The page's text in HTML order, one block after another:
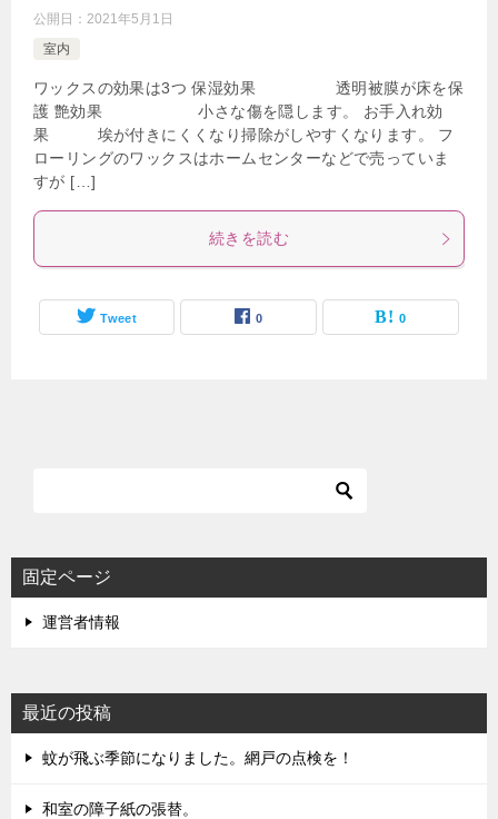
公開日： 2021年5月1日
室内
ワックスの効果は3つ 保湿効果 透明被膜が床を保
護 艶効果 小さな傷を隠します。 お手入れ効
果 埃が付きにくくなり掃除がしやすくなります。 フ
ローリングのワックスはホームセンターなどで売っていま
すが […]
続きを読む
Tweet 0 0
固定ページ
運営者情報
最近の投稿
蚊が飛ぶ季節になりました。網戸の点検を！
和室の障子紙の張替。